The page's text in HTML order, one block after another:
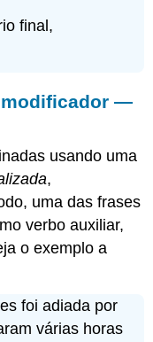
final,
modificador —
usando uma
,
uma das frases
verbo auxiliar,
o exemplo a
foi adiada por
várias horas